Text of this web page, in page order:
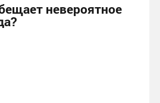
невероятное